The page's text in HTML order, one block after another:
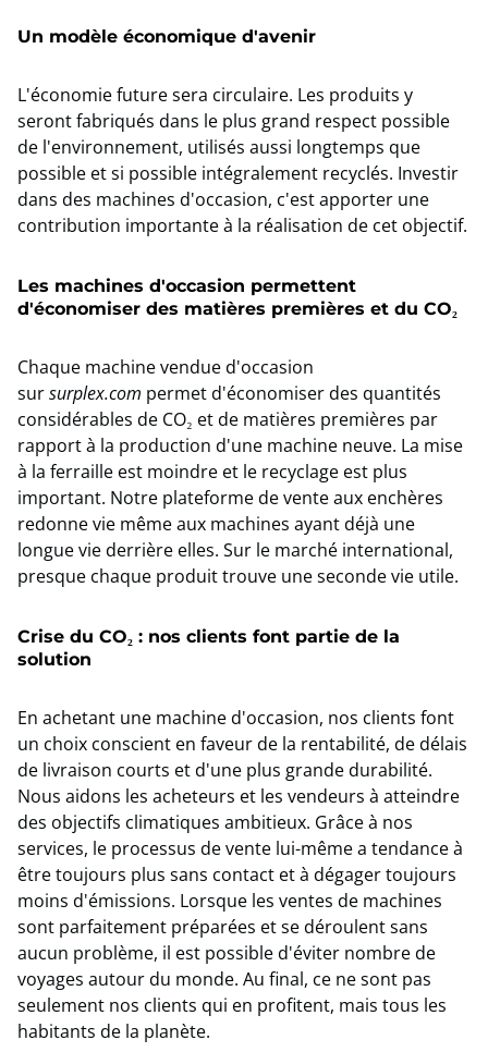
Un modèle économique d'avenir
L'économie future sera circulaire. Les produits y
seront fabriqués dans le plus grand respect possible
de l'environnement, utilisés aussi longtemps que
possible et si possible intégralement recyclés. Investir
dans des machines d'occasion, c'est apporter une
contribution importante à la réalisation de cet objectif.
Les machines d'occasion permettent
d'économiser des matières premières et du CO₂
Chaque machine vendue d'occasion
sursurplex.com permet d'économiser des quantités
considérables de CO₂ et de matières premières par
rapport à la production d'une machine neuve. La mise
à la ferraille est moindre et le recyclage est plus
important. Notre plateforme de vente aux enchères
redonne vie même aux machines ayant déjà une
longue vie derrière elles. Sur le marché international,
presque chaque produit trouve une seconde vie utile.
Crise du CO₂ : nos clients font partie de la
solution
En achetant une machine d'occasion, nos clients font
un choix conscient en faveur de la rentabilité, de délais
de livraison courts et d'une plus grande durabilité.
Nous aidons les acheteurs et les vendeurs à atteindre
des objectifs climatiques ambitieux. Grâce à nos
services, le processus de vente lui-même a tendance à
être toujours plus sans contact et à dégager toujours
moins d'émissions. Lorsque les ventes de machines
sont parfaitement préparées et se déroulent sans
aucun problème, il est possible d'éviter nombre de
voyages autour du monde. Au final, ce ne sont pas
seulement nos clients qui en profitent, mais tous les
habitants de la planète.